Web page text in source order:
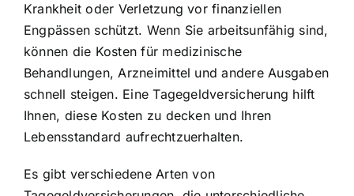
Krankheit oder Verletzung vor finanziellen
Engpässen schützt. Wenn Sie arbeitsunfähig sind,
können die Kosten für medizinische
Behandlungen, Arzneimittel und andere Ausgaben
schnell steigen. Eine Tagegeldversicherung hilft
Ihnen, diese Kosten zu decken und Ihren
Lebensstandard aufrechtzuerhalten.
Es gibt verschiedene Arten von